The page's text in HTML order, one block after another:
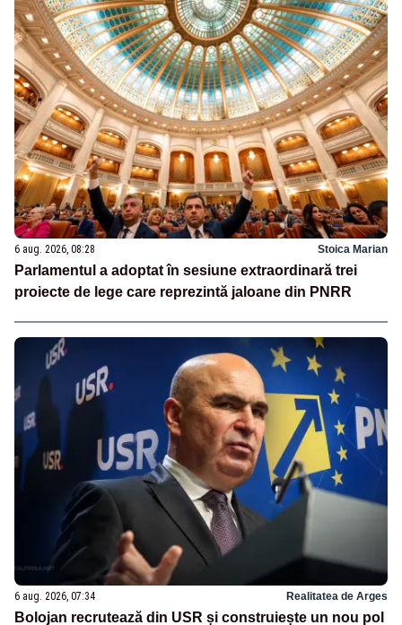
6 aug. 2026, 08:28 Stoica Marian
Parlamentul a adoptat în sesiune extraordinară trei
proiecte de lege care reprezintă jaloane din PNRR
6 aug. 2026, 07:34 Realitatea de Arges
Bolojan recrutează din USR și construiește un nou pol